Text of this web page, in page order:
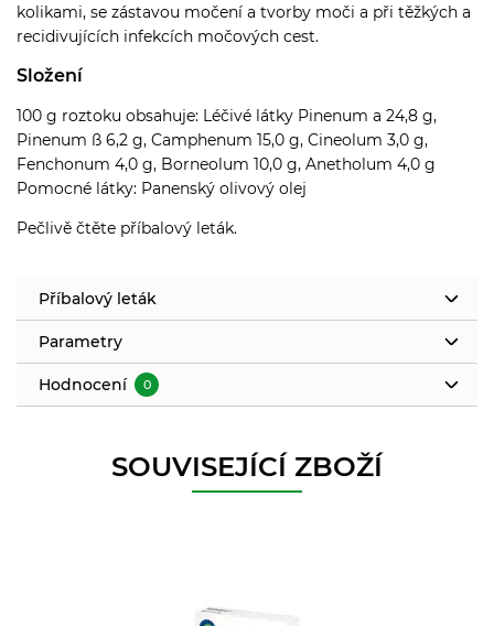
kolikami, se zástavou močení a tvorby moči a při těžkých a
recidivujících infekcích močových cest.
Složení
100 g roztoku obsahuje: Léčivé látky Pinenum a 24,8 g,
Pinenum ß 6,2 g, Camphenum 15,0 g, Cineolum 3,0 g,
Fenchonum 4,0 g, Borneolum 10,0 g, Anetholum 4,0 g
Pomocné látky: Panenský olivový olej
Pečlivě čtěte příbalový leták.
Příbalový leták
Parametry
Hodnocení 0
SOUVISEJÍCÍ ZBOŽÍ